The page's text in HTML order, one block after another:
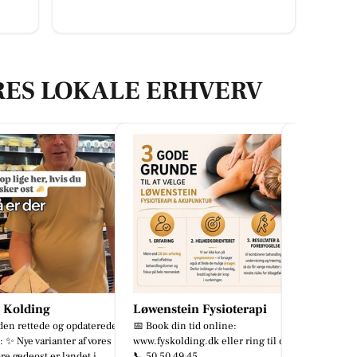
LOKALE ERHVERV
Fysioterapi
din tid online:
eller ring til os
Detailing Center
Ny Skoda Elroq RS i en fantastisk
rød metallak ❤️✨ En fabriksny bil